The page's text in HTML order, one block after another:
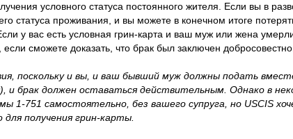
условного статуса постоянного жителя. Если вы в
статуса проживания, и вы можете в конечном итоге
у вас есть условная грин-карта и ваш муж или жена
сможете доказать, что брак был заключен добросовестно.
поскольку и вы, и ваш бывший муж должны подать
и брак должен оставаться действительным. Однако в
1-751 самостоятельно, без вашего супруга, но USCIS
получения грин-карты.